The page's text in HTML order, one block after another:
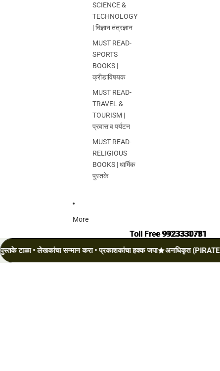
SCIENCE &
TECHNOLOGY
| विज्ञान तंत्रज्ञान
MUST READ-
SPORTS
BOOKS |
क्रीडाविषयक
MUST READ-
TRAVEL &
TOURISM |
प्रवास व पर्यटन
MUST READ-
RELIGIOUS
BOOKS | धार्मिक
पुस्तके
More
Toll Free 9923330781
Toll Free 9923330781
• लेखकांचा सन्मान करा • प्रकाशकांचा हक्क जपा अनधिकृत (PIRATED)